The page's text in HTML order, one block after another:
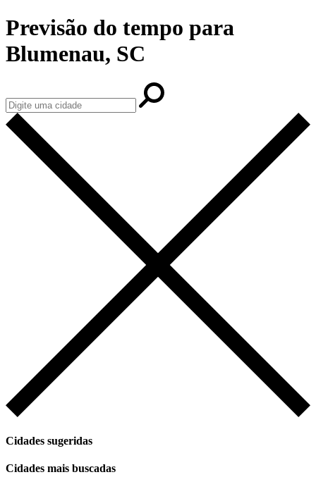
Previsão do tempo para
Blumenau, SC
Cidades sugeridas
Cidades mais buscadas